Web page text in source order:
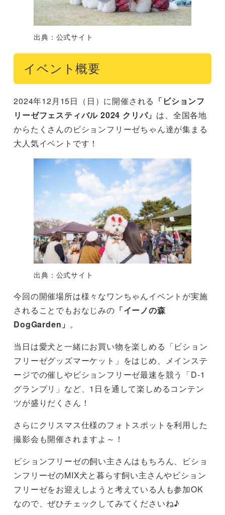
出典：公式サイト
イベント概要
2024年12月15日（日）に開催される 「ビションフ
リーゼフェスティバル 2024 クリパ」 は、全国各地
からたくさんのビションフリーゼちゃん達が集まる
大人気イベントです！
出典：公式サイト
今回の開催場所は様々なワンちゃんイベントが実施
されることでもおなじみの 「イーノの森
DogGarden」 。
当日は愛犬と一緒にお買い物を楽しめる「ビション
フリーゼグッズマーケット」をはじめ、メインステ
ージでの催しやビションフリーゼ最速を競う「D-1
グランプリ」など、1日を通して楽しめるコンテン
ツが盛りだくさん！
さらにクリスマス仕様のフォトスポットを利用した
撮影会も開催されますよ～！
ビションフリーゼの飼い主さんはもちろん、ビショ
ンフリーゼのMIX犬と暮らす飼い主さんやビション
フリーゼをお迎えしようと考えている人も参加OK
なので、ぜひチェックしてみてくださいね♪